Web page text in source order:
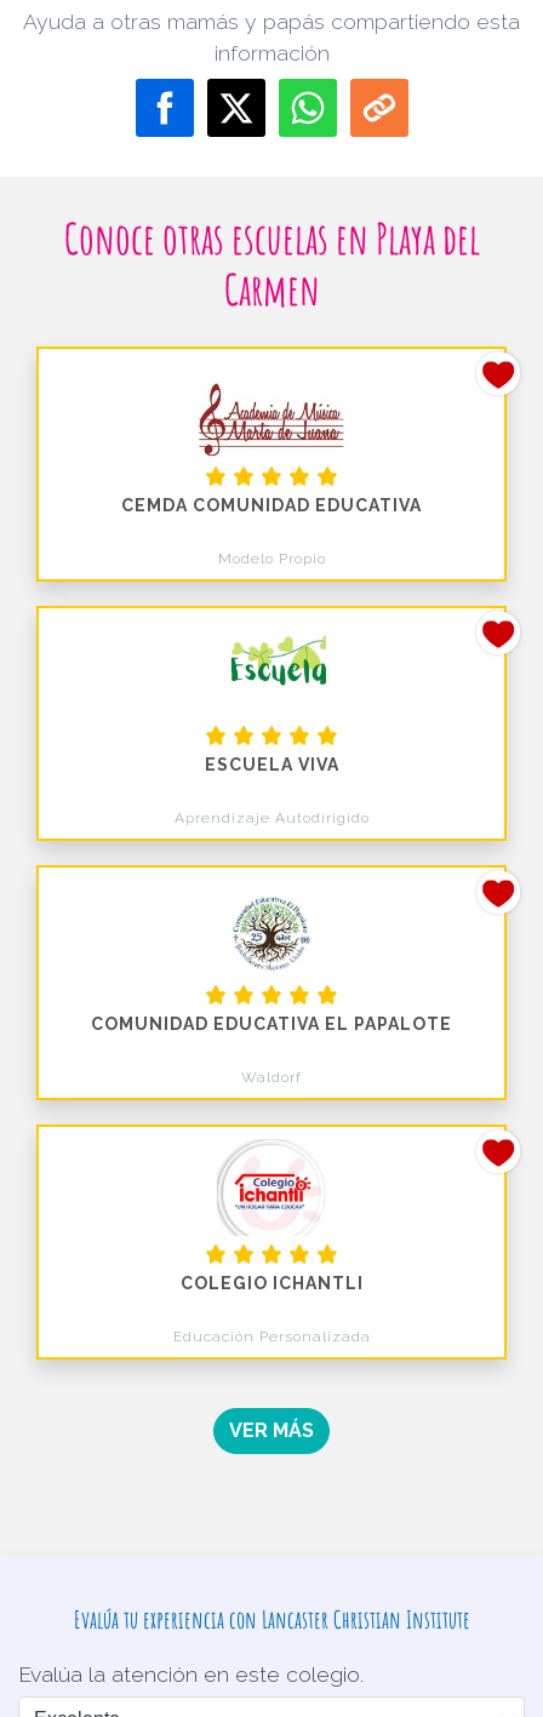
Ayuda a otras mamás y papás compartiendo esta
información
Conoce otras escuelas en Playa del
Carmen
CEMDA COMUNIDAD EDUCATIVA
Modelo Propio
ESCUELA VIVA
Aprendizaje Autodirigido
COMUNIDAD EDUCATIVA EL PAPALOTE
Waldorf
COLEGIO ICHANTLI
Educación Personalizada
VER MÁS
Evalúa tu experiencia con Lancaster Christian Institute
Evalúa la atención en este colegio.